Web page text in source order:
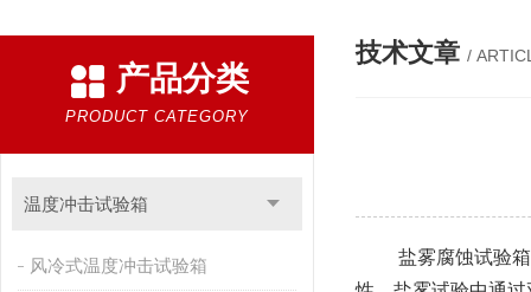
霉菌试验箱 应力筛选试验箱 IPX9K淋雨箱 温湿度检定箱
盐雾试验箱 老化试验箱
自然恒温对流试验箱 自动化产线高低温试验箱
新能源专用设备 PCT高压加速老化试验机
绝缘裂化.特性评价系统
产品分类
PRODUCT CATEGORY
温度冲击试验箱
风冷式温度冲击试验箱
技术文章 /
盐雾腐蚀试验箱用